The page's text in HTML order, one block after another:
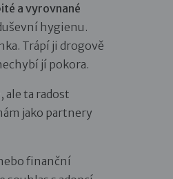
a vyrovnané
hygienu.
Trápí ji drogově
jí pokora.
ale ta radost
jako partnery
finanční